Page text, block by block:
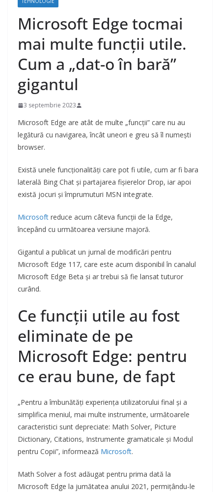
Microsoft Edge tocmai
mai multe funcții utile.
Cum a „dat-o în bară”
gigantul
3 septembrie 2023
Microsoft Edge are atât de multe „funcții” care nu au
legătură cu navigarea, încât uneori e greu să îl numești
browser.
Există unele funcționalități care pot fi utile, cum ar fi bara
laterală Bing Chat și partajarea fișierelor Drop, iar apoi
există jocuri și împrumuturi MSN integrate.
Microsoft reduce acum câteva funcții de la Edge,
începând cu următoarea versiune majoră.
Gigantul a publicat un jurnal de modificări pentru
Microsoft Edge 117, care este acum disponibil în canalul
Microsoft Edge Beta și ar trebui să fie lansat tuturor
curând.
Ce funcții utile au fost
eliminate de pe
Microsoft Edge: pentru
ce erau bune, de fapt
„Pentru a îmbunătăți experiența utilizatorului final și a
simplifica meniul, mai multe instrumente, următoarele
caracteristici sunt depreciate: Math Solver, Picture
Dictionary, Citations, Instrumente gramaticale și Modul
pentru Copii”, informează Microsoft.
Math Solver a fost adăugat pentru prima dată la
Microsoft Edge la jumătatea anului 2021, permițându-le